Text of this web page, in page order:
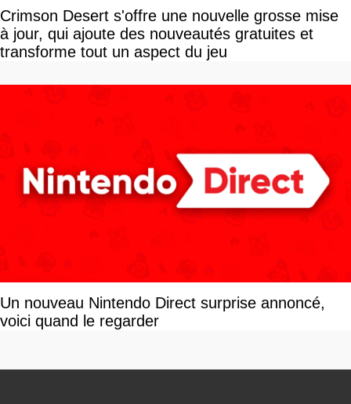
Crimson Desert s'offre une nouvelle grosse mise
à jour, qui ajoute des nouveautés gratuites et
transforme tout un aspect du jeu
Un nouveau Nintendo Direct surprise annoncé,
voici quand le regarder